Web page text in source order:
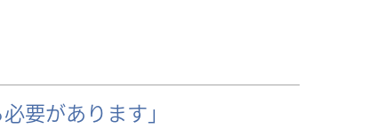
要があります」